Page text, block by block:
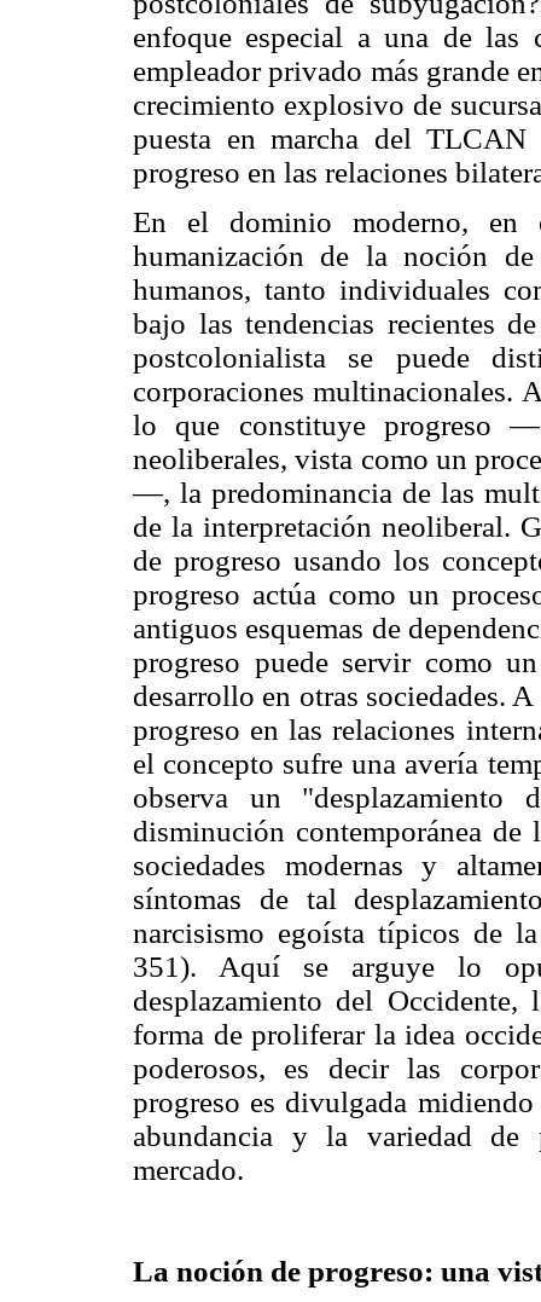
enfoque especial a una de
empleador privado más grande
crecimiento explosivo de
puesta en marcha del
progreso en las relaciones
En el dominio moderno, en
humanización de la noción
humanos, tanto individuales
bajo las tendencias recientes
postcolonialista se puede
corporaciones multinacionales.
lo que constituye progreso
neoliberales, vista como un
—, la predominancia de las
de la interpretación neoliberal.
de progreso usando los
progreso actúa como un
antiguos esquemas de
progreso puede servir como
desarrollo en otras sociedades.
progreso en las relaciones
el concepto sufre una avería
observa un
disminución contemporánea
sociedades modernas y
síntomas de tal
narcisismo egoísta típicos de
351). Aquí se arguye lo
desplazamiento del
forma de proliferar la idea
poderosos, es decir las
progreso es divulgada
abundancia y la variedad
mercado.
La noción de progreso: una